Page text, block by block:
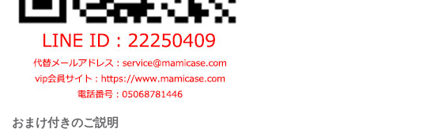
おまけ付きのご説明